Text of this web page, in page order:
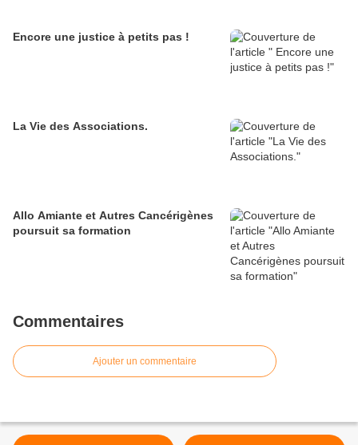
Encore une justice à petits pas !
La Vie des Associations.
Allo Amiante et Autres Cancérigènes
poursuit sa formation
Commentaires
Ajouter un commentaire